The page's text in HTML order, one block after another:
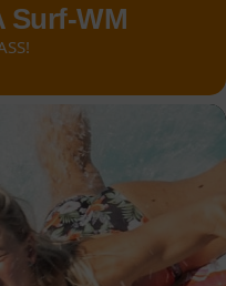
Surf-WM